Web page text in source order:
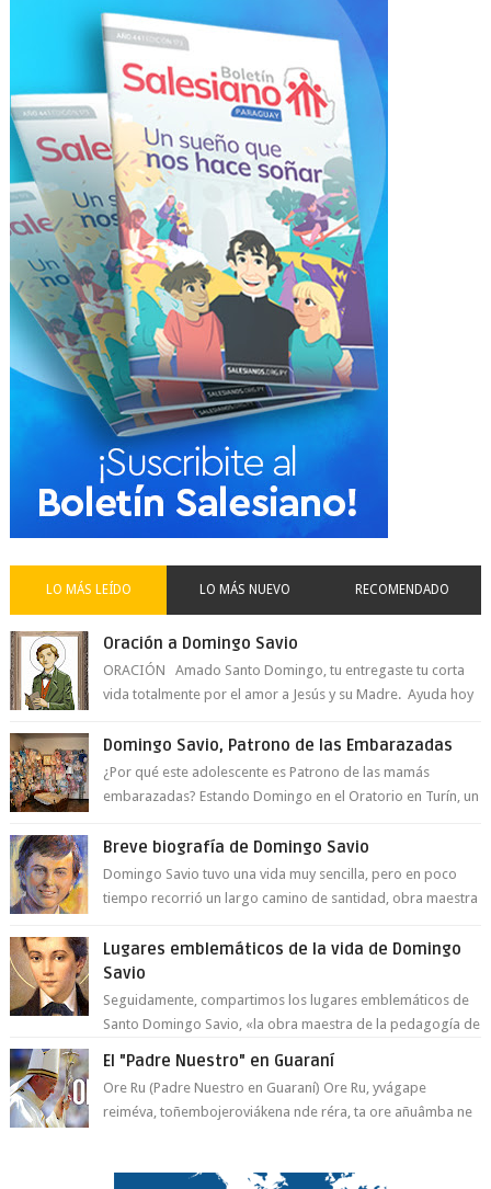
LO MÁS LEÍDO LO MÁS NUEVO RECOMENDADO
Oración a Domingo Savio
ORACIÓN Amado Santo Domingo, tu entregaste tu corta
vida totalmente por el amor a Jesús y su Madre. Ayuda hoy
Domingo Savio, Patrono de las Embarazadas
¿Por qué este adolescente es Patrono de las mamás
embarazadas? Estando Domingo en el Oratorio en Turín, un
Breve biografía de Domingo Savio
Domingo Savio tuvo una vida muy sencilla, pero en poco
tiempo recorrió un largo camino de santidad, obra maestra
Lugares emblemáticos de la vida de Domingo
Savio
Seguidamente, compartimos los lugares emblemáticos de
Santo Domingo Savio, «la obra maestra de la pedagogía de
El "Padre Nuestro" en Guaraní
Ore Ru (Padre Nuestro en Guaraní) Ore Ru, yvágape
reiméva, toñembojeroviákena nde réra, ta ore añuâmba ne